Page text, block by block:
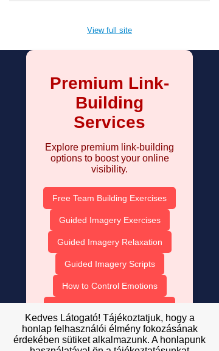
View full site
Premium Link-
Building
Services
Explore premium link-building
options to boost your online
visibility.
Free Team Building Exercises
Guided Imagery Exercises
Guided Imagery Relaxation
Guided Imagery Scripts
How to Control Emotions
Inspirational Quotes for the Day
Kedves Látogató! Tájékoztatjuk, hogy a
honlap felhasználói élmény fokozásának
érdekében sütiket alkalmazunk. A honlapunk